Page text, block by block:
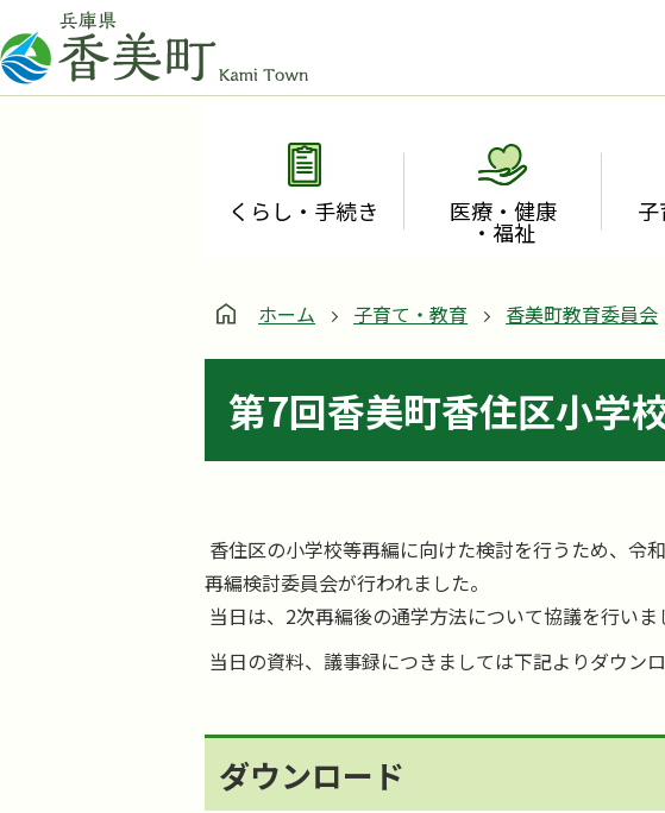
くらし・手続き 医療・健康
・福祉
ホーム 子育て・教育 香美町教育委員会
第7回香美町香住区小学
香住区の小学校等再編に向けた検討を行うため、令
再編検討委員会が行われました。
当日は、2次再編後の通学方法について協議を行いま
当日の資料、議事録につきましては下記よりダウン
ダウンロード